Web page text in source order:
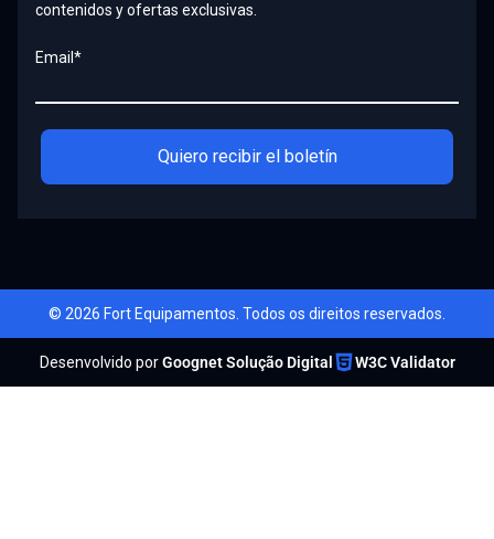
contenidos y ofertas exclusivas.
Email*
Quiero recibir el boletín
© 2026 Fort Equipamentos. Todos os direitos reservados.
Desenvolvido porGoognet Solução Digital W3C Validator